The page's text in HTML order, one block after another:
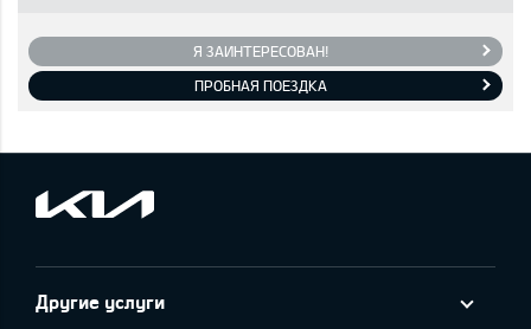
Я ЗАИНТЕРЕСОВАН!
ПРОБНАЯ ПОЕЗДКА
Другие услуги